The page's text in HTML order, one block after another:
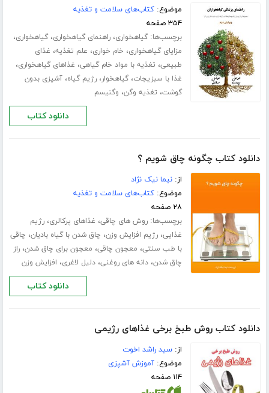
موضوع:کتاب‌های سلامت و تغذیه
۳۵۴ صفحه
برچسب‌ها:گیاهخواری،راهنمای گیاهخواری،گیاهخواری،
مزایای گیاهخواری، خام خواری، علم تغذیه، غذای
طبیعی، تغذیه با مواد خام گیاهی، غذاهای گیاهخواری،
غذا با سبزیجات،گیاهخوار،رژیم گیاه،آشپزی بدون
گوشت، تغذیه وگن، وگنیسم
دانلود کتاب
دانلود کتاب چگونه چاق شویم ؟
از:نیما نیک نژاد
موضوع:کتاب‌های سلامت و تغذیه
۲۸ صفحه
برچسب‌ها:روش های چاقی، غذاهای پرکالری،رژیم
غذایی،رژیم افزایش وزن، چاق شدن با گیاه بادیان، چاقی
با طب سنتی، معجون چاقی، معجون برای چاق شدن،راز
چاق شدن،دانه های روغنی،دلیل لاغری، افزایش وزن
دانلود کتاب
دانلود کتاب روش طبخ برخی غذاهای رژیمی
از:سید راشد اخوت
موضوع:آموزش آشپزی
۱۱۴ صفحه